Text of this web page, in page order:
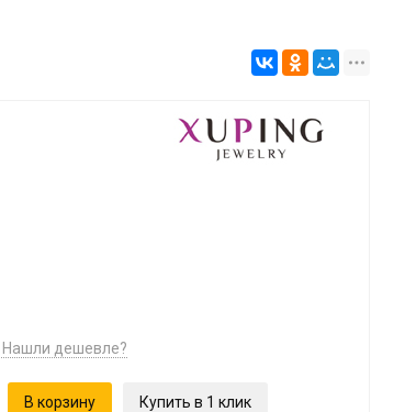
Нашли дешевле?
В корзину Купить в 1 клик